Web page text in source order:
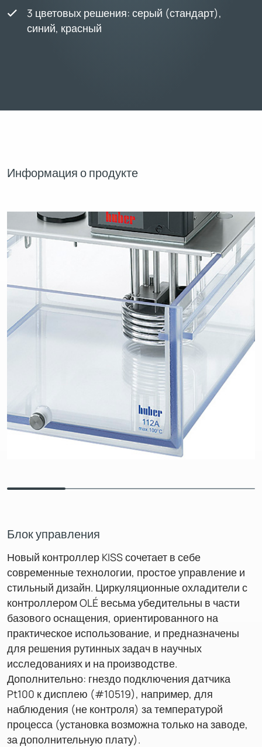
3 цветовых решения: серый (стандарт),
синий, красный
Информация о продукте
Блок управления
Новый контроллер KISS сочетает в себе
современные технологии, простое управление и
стильный дизайн. Циркуляционные охладители с
контроллером OLÉ весьма убедительны в части
базового оснащения, ориентированного на
практическое использование, и предназначены
для решения рутинных задач в научных
исследованиях и на производстве.
Дополнительно: гнездо подключения датчика
Pt100 к дисплею (#10519), например, для
наблюдения (не контроля) за температурой
процесса (установка возможна только на заводе,
за дополнительную плату).